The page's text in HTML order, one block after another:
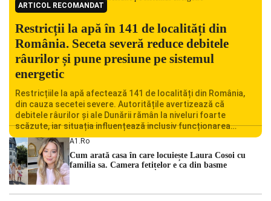
ARTICOL RECOMANDAT
Restricții la apă în 141 de localități din
România. Seceta severă reduce debitele
râurilor și pune presiune pe sistemul
energetic
Restricțiile la apă afectează 141 de localități din România,
din cauza secetei severe. Autoritățile avertizează că
debitele râurilor și ale Dunării rămân la niveluri foarte
scăzute, iar situația influențează inclusiv funcționarea
Centralei Nucleare de la Cernavodă. România se confruntă
cu una dintre cele mai dificile perioade din punct de vedere
hidrologic din ultimii ani. Lipsa […]
A1.ro
Cum arată casa în care locuiește Laura Cosoi cu
familia sa. Camera fetițelor e ca din basme